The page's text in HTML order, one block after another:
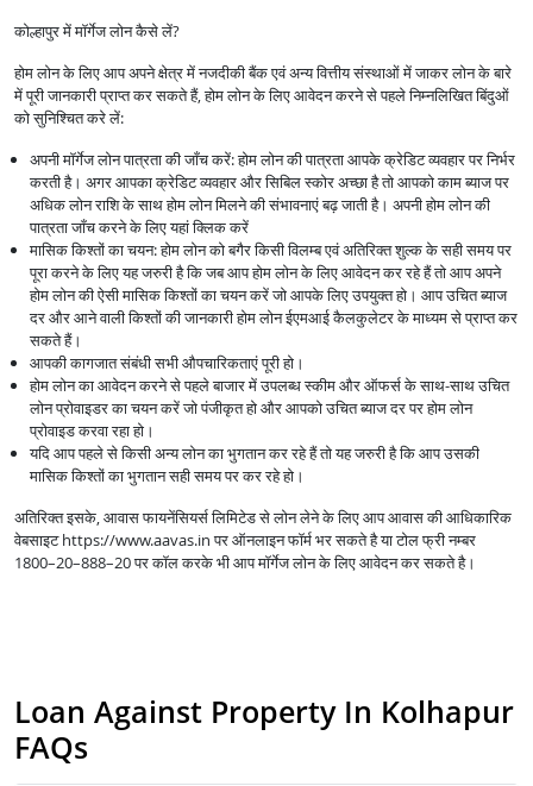
कोल्हापुर में मॉर्गेज लोन कैसे लें?
होम लोन के लिए आप अपने क्षेत्र में नजदीकी बैंक एवं अन्य वित्तीय संस्थाओं में जाकर लोन के बारे
में पूरी जानकारी प्राप्त कर सकते हैं, होम लोन के लिए आवेदन करने से पहले निम्नलिखित बिंदुओं
को सुनिश्चित करे लें:
अपनी मॉर्गेज लोन पात्रता की जाँच करें: होम लोन की पात्रता आपके क्रेडिट व्यवहार पर निर्भर
करती है। अगर आपका क्रेडिट व्यवहार और सिबिल स्कोर अच्छा है तो आपको काम ब्याज पर
अधिक लोन राशि के साथ होम लोन मिलने की संभावनाएं बढ़ जाती है। अपनी होम लोन की
पात्रता जाँच करने के लिए यहां क्लिक करें
मासिक किश्तों का चयन: होम लोन को बगैर किसी विलम्ब एवं अतिरिक्त शुल्क के सही समय पर
पूरा करने के लिए यह जरुरी है कि जब आप होम लोन के लिए आवेदन कर रहे हैं तो आप अपने
होम लोन की ऐसी मासिक किश्तों का चयन करें जो आपके लिए उपयुक्त हो। आप उचित ब्याज
दर और आने वाली किश्तों की जानकारी होम लोन ईएमआई कैलकुलेटर के माध्यम से प्राप्त कर
सकते हैं।
आपकी कागजात संबंधी सभी औपचारिकताएं पूरी हो।
होम लोन का आवेदन करने से पहले बाजार में उपलब्ध स्कीम और ऑफर्स के साथ-साथ उचित
लोन प्रोवाइडर का चयन करें जो पंजीकृत हो और आपको उचित ब्याज दर पर होम लोन
प्रोवाइड करवा रहा हो।
यदि आप पहले से किसी अन्य लोन का भुगतान कर रहे हैं तो यह जरुरी है कि आप उसकी
मासिक किश्तों का भुगतान सही समय पर कर रहे हो।
अतिरिक्त इसके, आवास फायनेंसियर्स लिमिटेड से लोन लेने के लिए आप आवास की आधिकारिक
वेबसाइट https://www.aavas.in पर ऑनलाइन फॉर्म भर सकते है या टोल फ्री नम्बर
1800–20–888–20 पर कॉल करके भी आप मॉर्गेज लोन के लिए आवेदन कर सकते है।
Loan Against Property In Kolhapur
FAQs